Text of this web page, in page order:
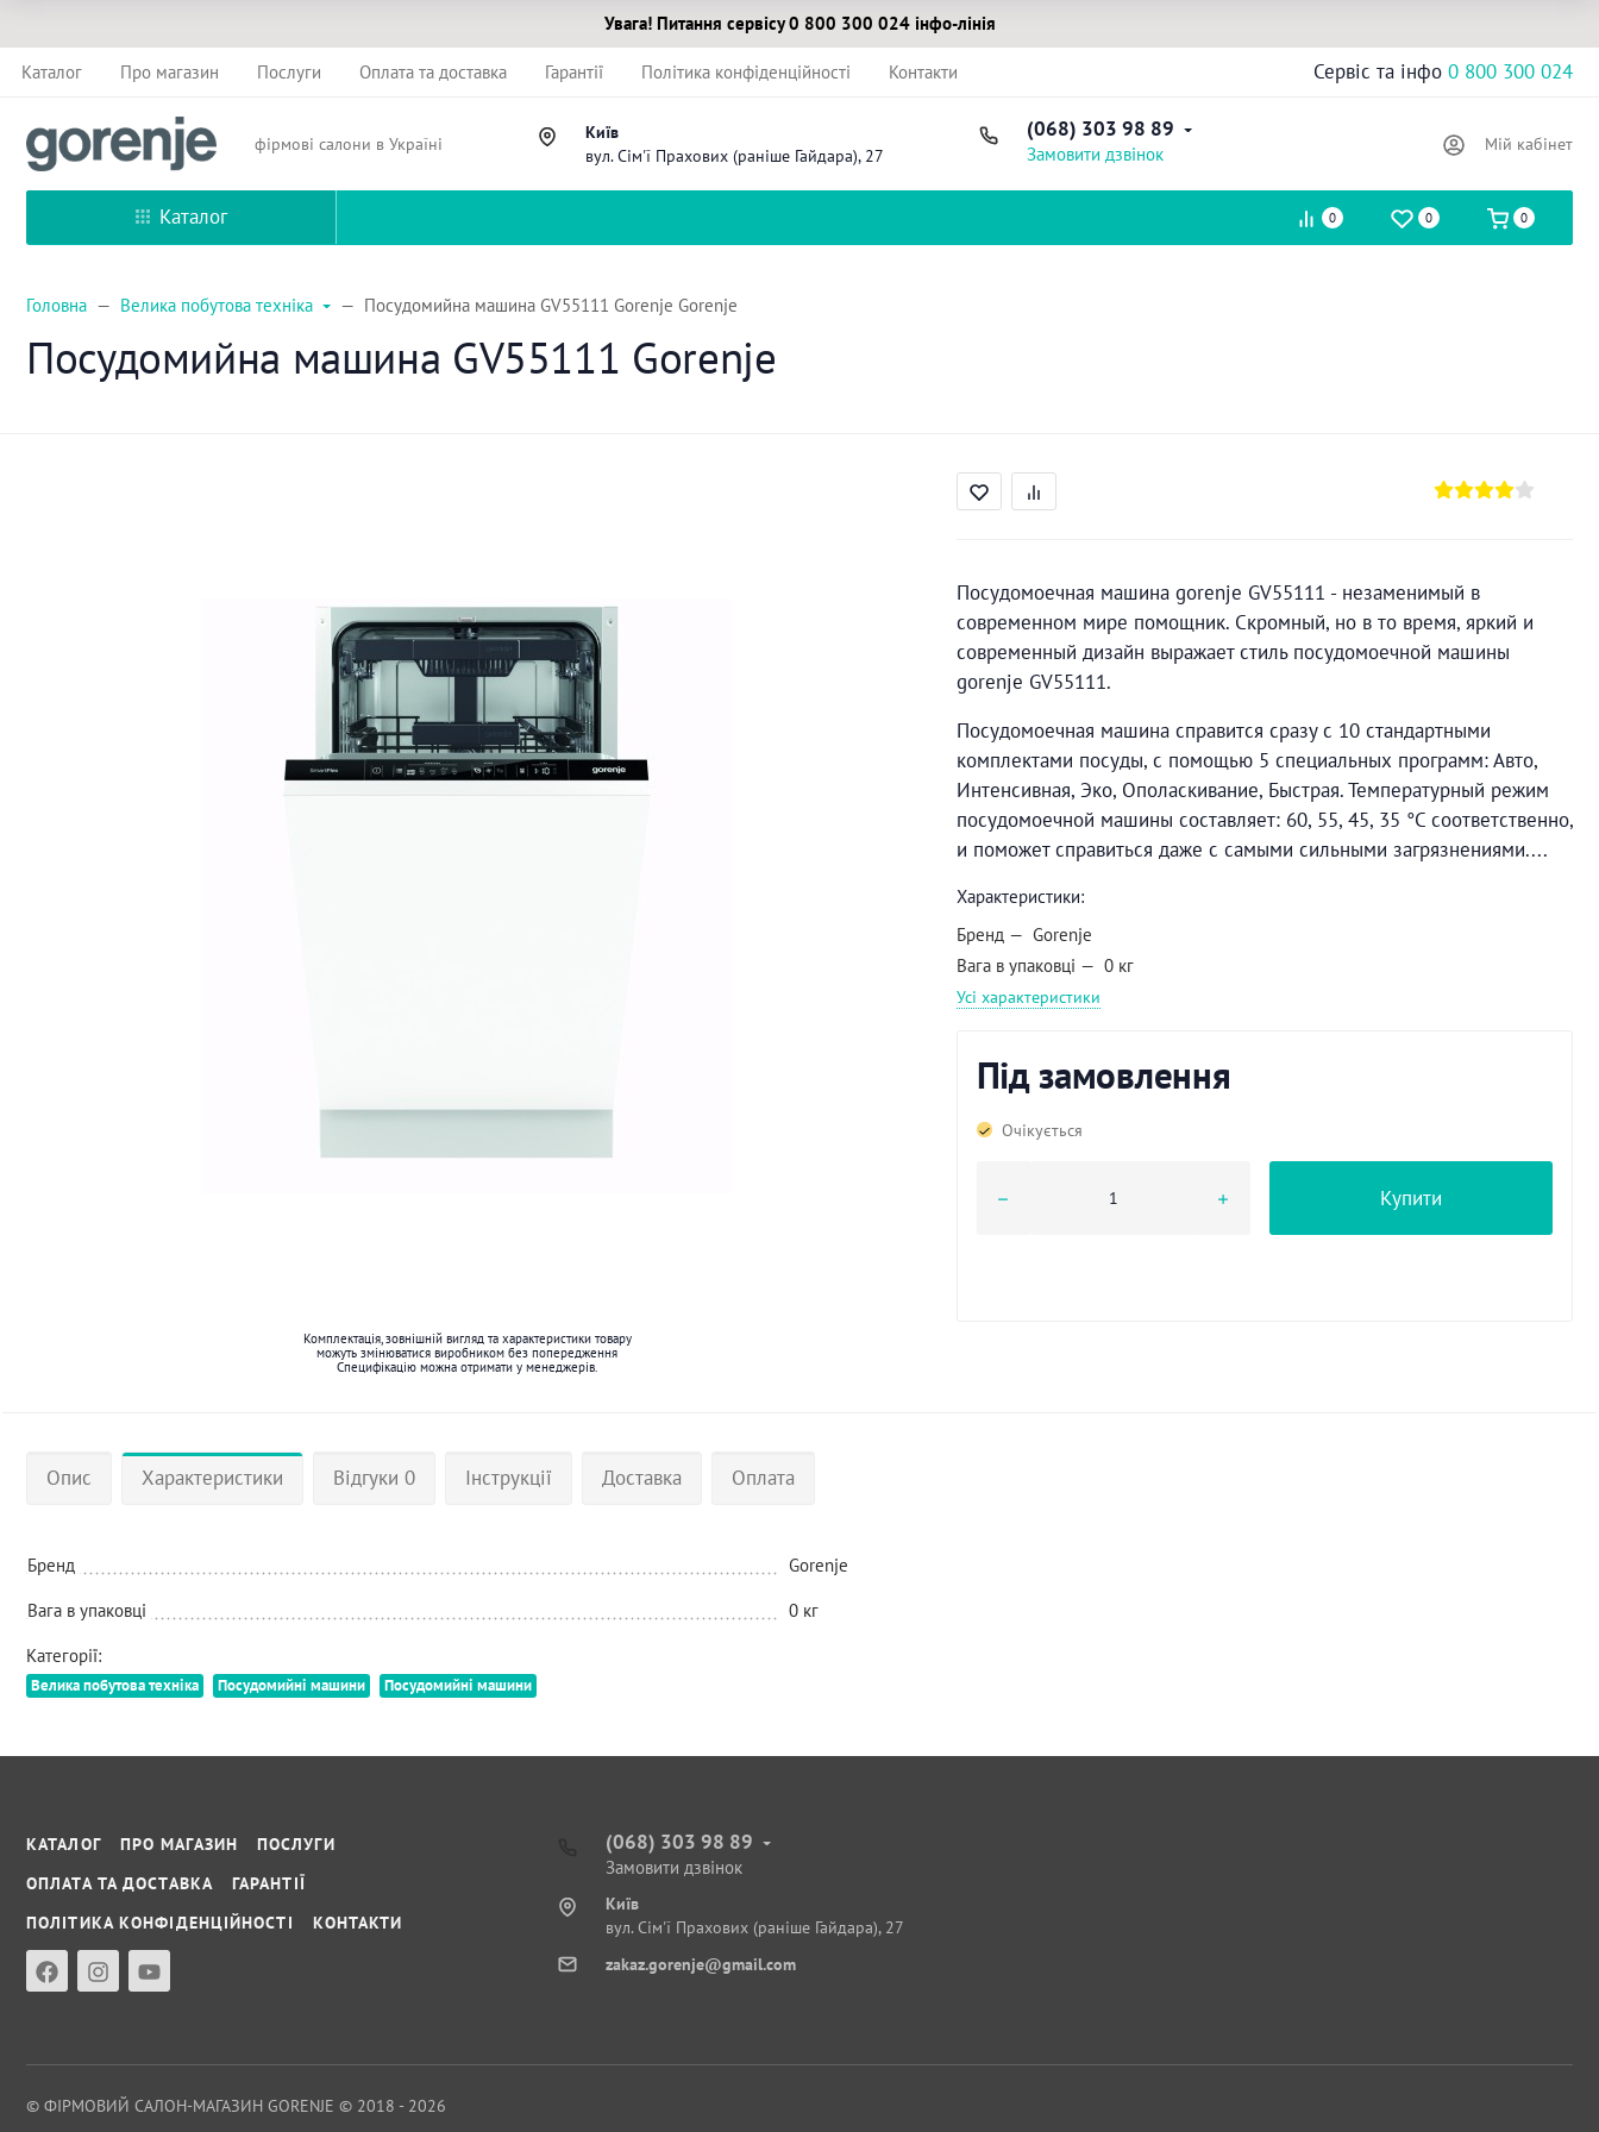
Увага! Питання сервісу 0 800 300 024 інфо-лінія
Каталог Про магазин Послуги Оплата та доставка Гарантії Політика конфіденційності Контакти Сервіс та інфо 0 800 300 024
фірмові салони в Україні
Київ
вул. Сім'ї Прахових (раніше Гайдара), 27
(068) 303 98 89
Замовити дзвінок Мій кабінет
Каталог 0 0 0
Головна Велика побутова техніка Посудомийна машина GV55111 Gorenje Gorenje
Посудомийна машина GV55111 Gorenje
Комплектація, зовнішній вигляд та характеристики товару
можуть змінюватися виробником без попередження
Специфікацію можна отримати у менеджерів.
Посудомоечная машина gorenje GV55111 - незаменимый в
современном мире помощник. Скромный, но в то время, яркий и
современный дизайн выражает стиль посудомоечной машины
gorenje GV55111.
Посудомоечная машина справится сразу с 10 стандартными
комплектами посуды, с помощью 5 специальных программ: Авто,
Интенсивная, Эко, Ополаскивание, Быстрая. Температурный режим
посудомоечной машины составляет: 60, 55, 45, 35 °C соответственно,
и поможет справиться даже с самыми сильными загрязнениями....
Характеристики:
Бренд
Gorenje
Вага в упаковці
0 кг
Усі характеристики
Під замовлення
Очікується
Купити
Опис Характеристики Відгуки 0 Інструкції Доставка Оплата
Бренд
Gorenje
Вага в упаковці
0 кг
Категорії:
Велика побутова техніка Посудомийні машини Посудомийні машини
КАТАЛОГ ПРО МАГАЗИН
ПОСЛУГИ
ОПЛАТА ТА ДОСТАВКА
ГАРАНТІЇ
ПОЛІТИКА КОНФІДЕНЦІЙНОСТІ
КОНТАКТИ
(068) 303 98 89
Замовити дзвінок
Київ
вул. Сім'ї Прахових (раніше Гайдара), 27
zakaz.gorenje@gmail.com
© ФІРМОВИЙ САЛОН-МАГАЗИН GORENJE © 2018 - 2026